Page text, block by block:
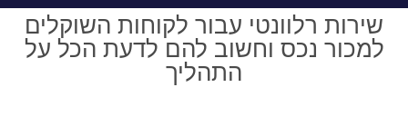
שירות רלוונטי עבור לקוחות השוקלים
למכור נכס וחשוב להם לדעת הכל על
התהליך